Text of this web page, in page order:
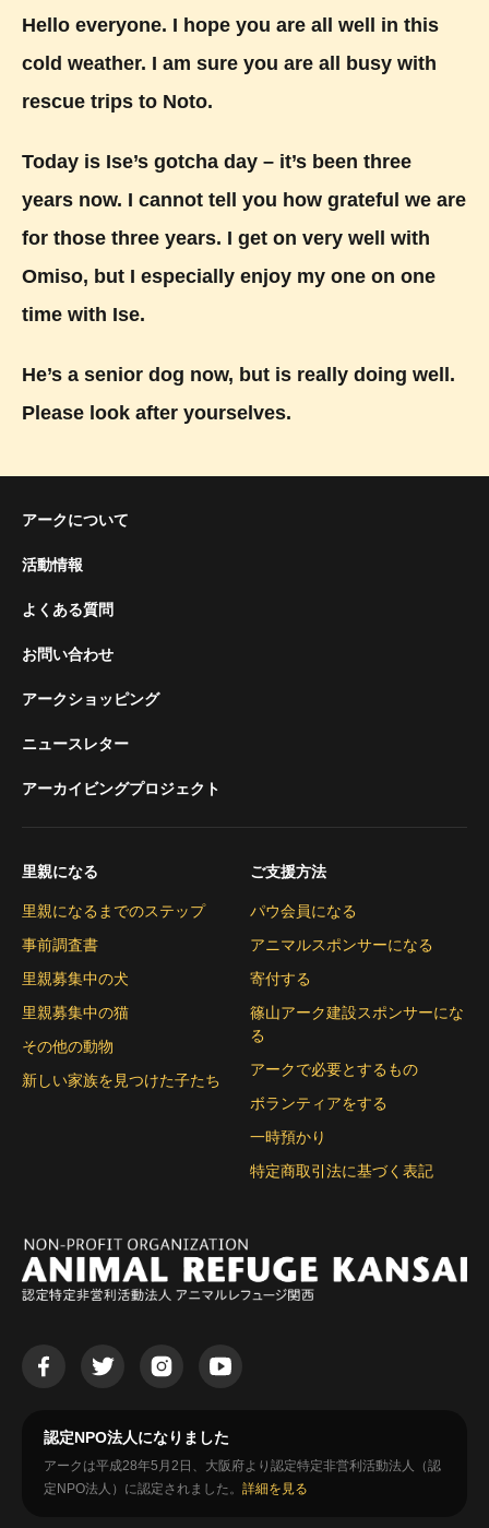
Hello everyone. I hope you are all well in this
cold weather. I am sure you are all busy with
rescue trips to Noto.
Today is Ise’s gotcha day – it’s been three
years now. I cannot tell you how grateful we are
for those three years. I get on very well with
Omiso, but I especially enjoy my one on one
time with Ise.
He’s a senior dog now, but is really doing well.
Please look after yourselves.
アークについて
活動情報
よくある質問
お問い合わせ
アークショッピング
ニュースレター
アーカイビングプロジェクト
里親になる
里親になるまでのステップ
事前調査書
里親募集中の犬
里親募集中の猫
その他の動物
新しい家族を見つけた子たち
ご支援方法
パウ会員になる
アニマルスポンサーになる
寄付する
篠山アーク建設スポンサーにな
る
アークで必要とするもの
ボランティアをする
一時預かり
特定商取引法に基づく表記
認定NPO法人になりました
アークは平成28年5月2日、大阪府より認定特定非営利活動法人（認
定NPO法人）に認定されました。 詳細を見る